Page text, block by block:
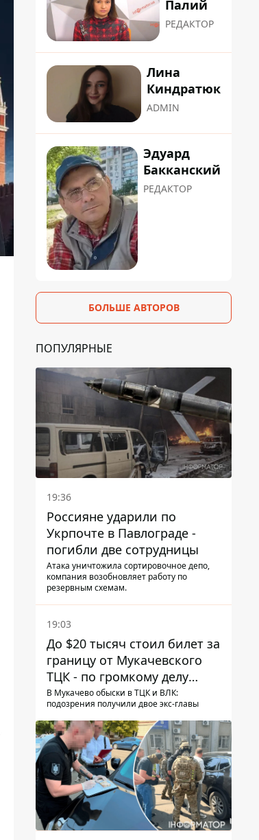
Палий
РЕДАКТОР
Лина
Киндратюк
ADMIN
Эдуард
Бакканский
РЕДАКТОР
БОЛЬШЕ АВТОРОВ
ПОПУЛЯРНЫЕ
19:36
Россияне ударили по
Укрпочте в Павлограде -
погибли две сотрудницы
Атака уничтожила сортировочное депо,
компания возобновляет работу по
резервным схемам.
19:03
До $20 тысяч стоил билет за
границу от Мукачевского
ТЦК - по громкому делу
первые подозрения
получили двое бывших
руководителей
В Мукачево обыски в ТЦК и ВЛК:
подозрения получили двое экс-главы